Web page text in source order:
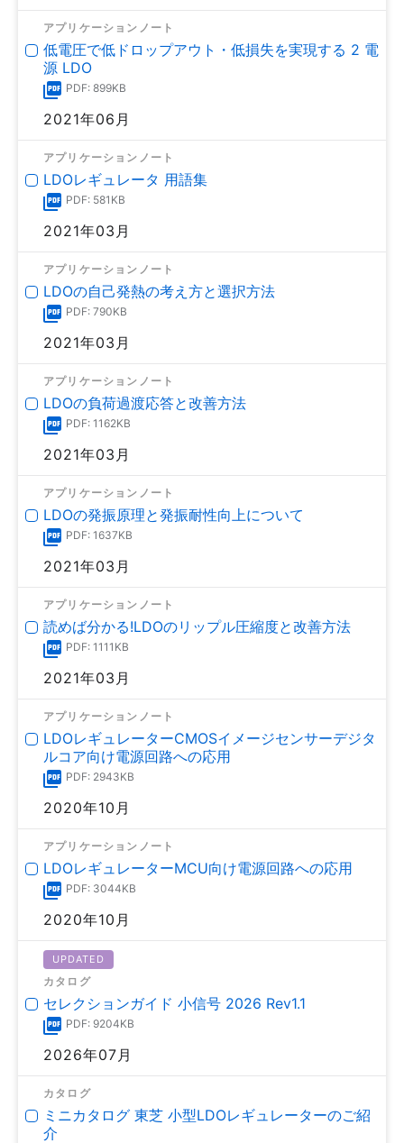
アプリケーションノート
低電圧で低ドロップアウト・低損失を実現する 2 電
源 LDO
PDF: 899KB
2021年06月
アプリケーションノート
LDOレギュレータ 用語集
PDF: 581KB
2021年03月
アプリケーションノート
LDOの自己発熱の考え方と選択方法
PDF: 790KB
2021年03月
アプリケーションノート
LDOの負荷過渡応答と改善方法
PDF: 1162KB
2021年03月
アプリケーションノート
LDOの発振原理と発振耐性向上について
PDF: 1637KB
2021年03月
アプリケーションノート
読めば分かる!LDOのリップル圧縮度と改善方法
PDF: 1111KB
2021年03月
アプリケーションノート
LDOレギュレーターCMOSイメージセンサーデジタ
ルコア向け電源回路への応用
PDF: 2943KB
2020年10月
アプリケーションノート
LDOレギュレーターMCU向け電源回路への応用
PDF: 3044KB
2020年10月
UPDATED
カタログ
セレクションガイド 小信号 2026 Rev1.1
PDF: 9204KB
2026年07月
カタログ
ミニカタログ 東芝 小型LDOレギュレーターのご紹
介